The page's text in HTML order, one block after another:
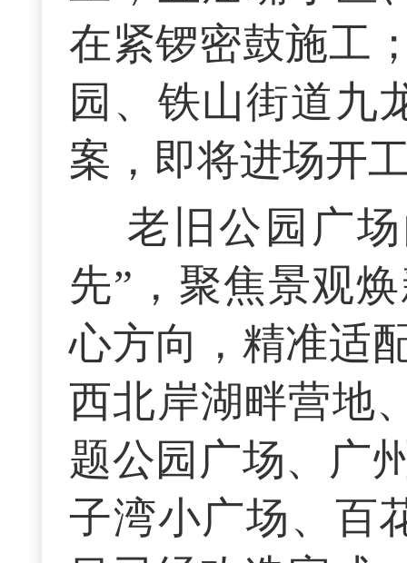
在紧锣密鼓施工
园、铁山街道九
案，即将进场开
老旧公园广
先”，聚焦景观
心方向，精准适
西北岸湖畔营地
题公园广场、广
子湾小广场、百